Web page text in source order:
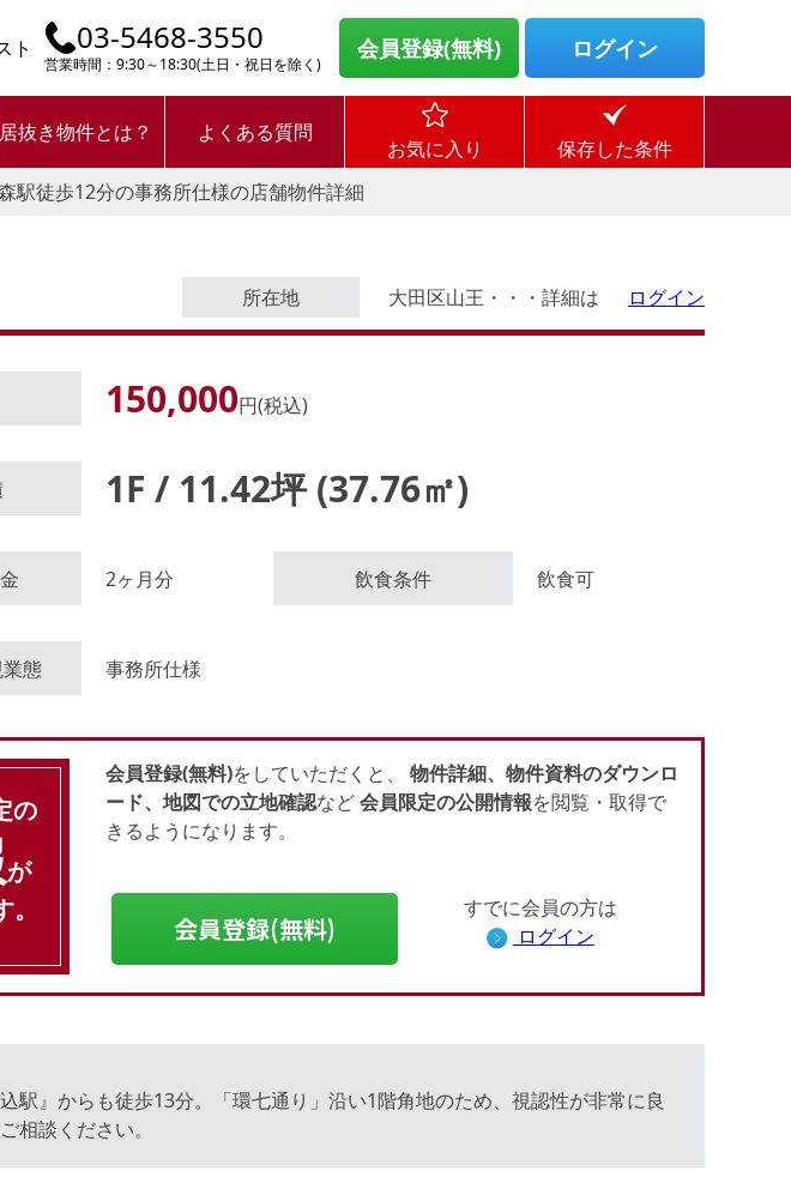
ト 03-5468-3550
営業時間：9:30～18:30(土日・祝日を除く)
会員登録(無料) ログイン
居抜き物件とは？ よくある質問
お気に入り
保存した条件
駅徒歩12分の事務所仕様の店舗物件詳細
所在地 大田区山王・・・詳細は ログイン
グイン後に
がご覧いただけます。
150,000円(税込)
1F / 11.42坪 (37.76㎡)
2ヶ月分 飲食条件 飲食可
態 事務所仕様
の
が
会員登録(無料)をしていただくと、物件詳細、物件資料のダウンロ
ード、地図での立地確認など会員限定の公開情報を閲覧・取得で
きるようになります。
会員登録(無料)
すでに会員の方は
ログイン
駅』からも徒歩13分。「環七通り」沿い1階角地のため、視認性が非常に良
相談ください。